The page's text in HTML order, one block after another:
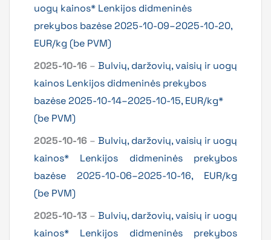
uogų kainos* Lenkijos didmeninės
prekybos bazėse 2025-10-09–2025-10-20,
EUR/kg (be PVM)
2025-10-16 – Bulvių, daržovių, vaisių ir uogų
kainos Lenkijos didmeninės prekybos
bazėse 2025-10-14–2025-10-15, EUR/kg*
(be PVM)
2025-10-16 – Bulvių, daržovių, vaisių ir uogų
kainos* Lenkijos didmeninės prekybos
bazėse 2025-10-06–2025-10-16, EUR/kg
(be PVM)
2025-10-13 – Bulvių, daržovių, vaisių ir uogų
kainos* Lenkijos didmeninės prekybos